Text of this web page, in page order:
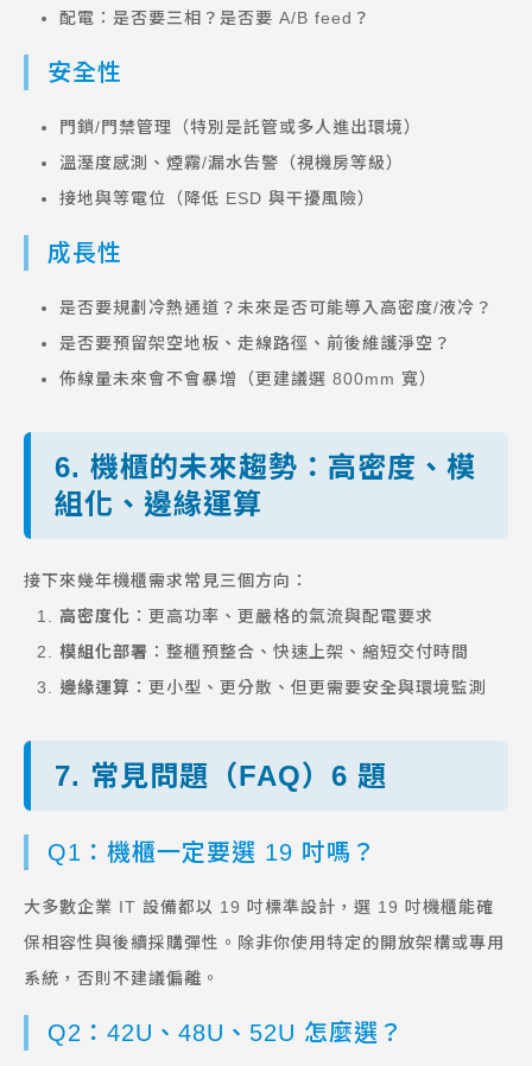
配電：是否要三相？是否要 A/B feed？
安全性
門鎖/門禁管理（特別是託管或多人進出環境）
溫溼度感測、煙霧/漏水告警（視機房等級）
接地與等電位（降低 ESD 與干擾風險）
成長性
是否要規劃冷熱通道？未來是否可能導入高密度/液冷？
是否要預留架空地板、走線路徑、前後維護淨空？
佈線量未來會不會暴增（更建議選 800mm 寬）
6. 機櫃的未來趨勢：高密度、模
組化、邊緣運算
接下來幾年機櫃需求常見三個方向：
高密度化 ：更高功率、更嚴格的氣流與配電要求
模組化部署 ：整櫃預整合、快速上架、縮短交付時間
邊緣運算 ：更小型、更分散、但更需要安全與環境監測
7. 常見問題（FAQ）6 題
Q1：機櫃一定要選 19 吋嗎？
大多數企業 IT 設備都以 19 吋標準設計，選 19 吋機櫃能確
保相容性與後續採購彈性。除非你使用特定的開放架構或專用
系統，否則不建議偏離。
Q2：42U、48U、52U 怎麼選？